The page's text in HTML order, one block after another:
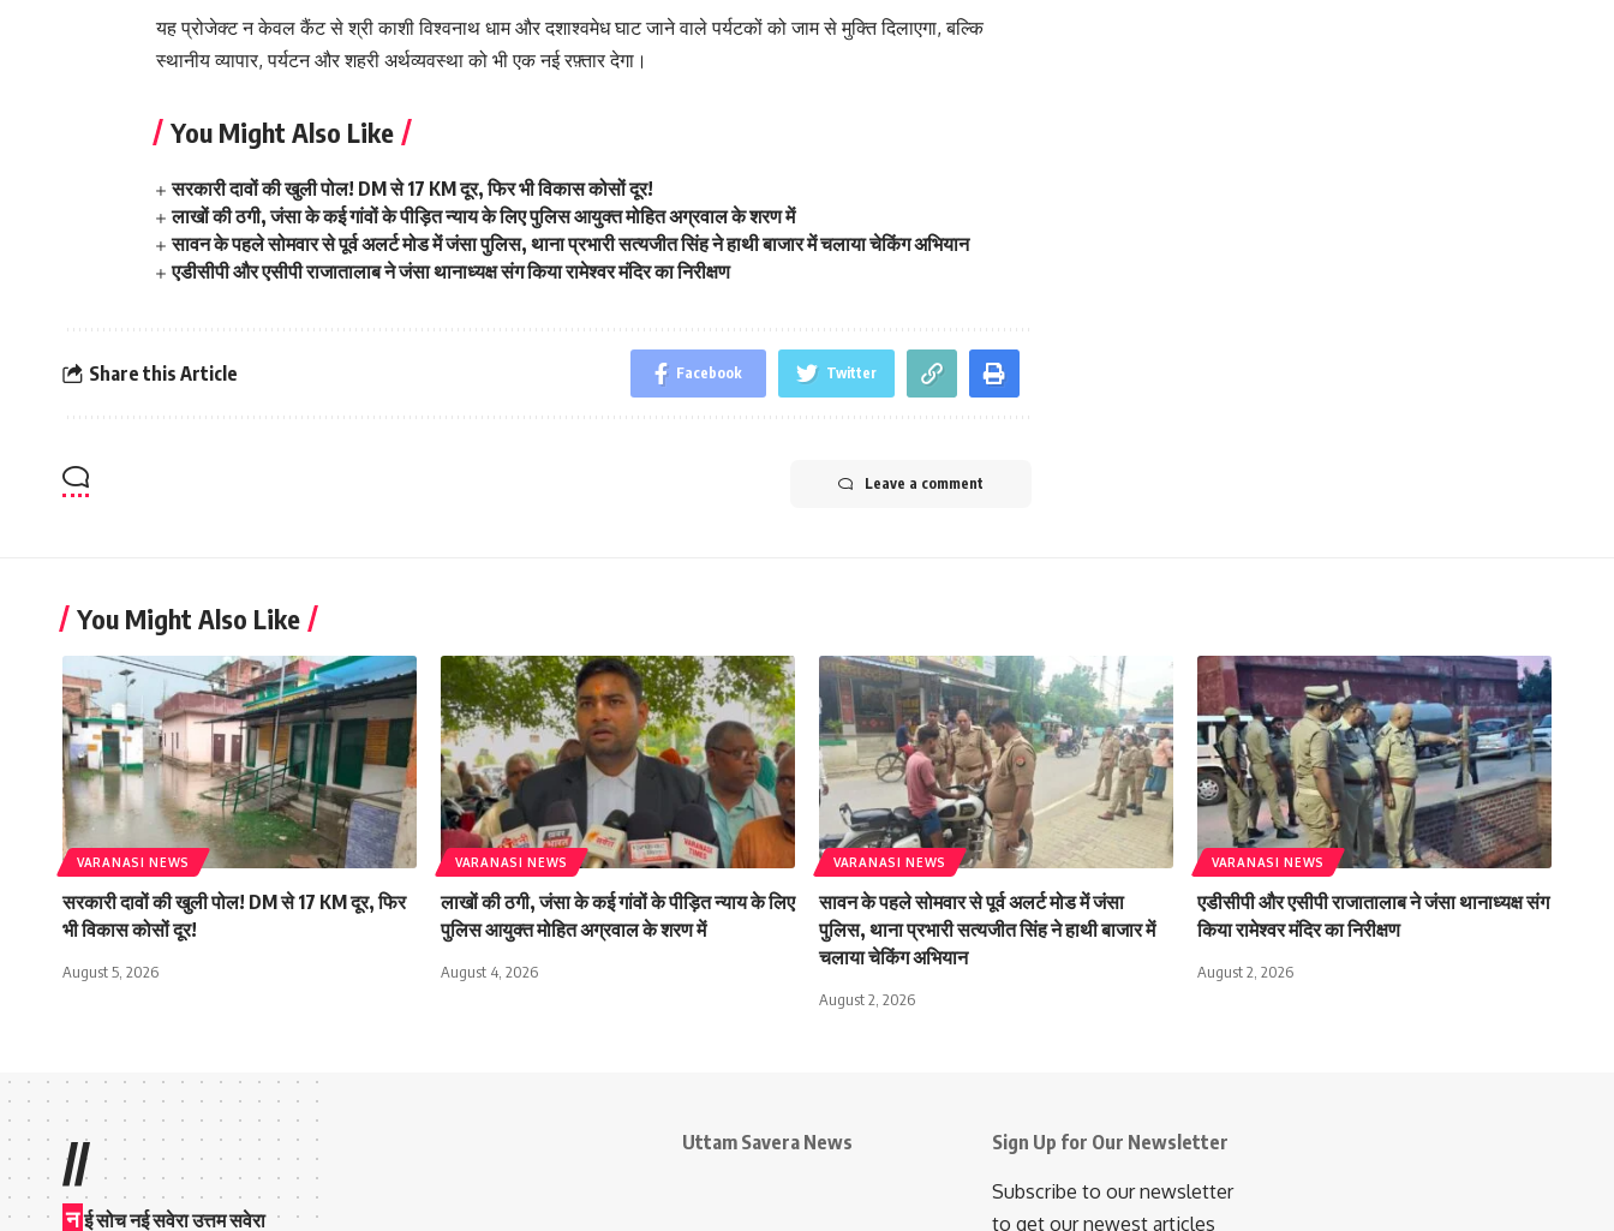
यह प्रोजेक्ट न केवल कैंट से श्री काशी विश्वनाथ धाम और दशाश्वमेध घाट जाने वाले पर्यटकों को जाम से मुक्ति दिलाएगा, बल्कि
स्थानीय व्यापार, पर्यटन और शहरी अर्थव्यवस्था को भी एक नई रफ़्तार देगा।
You Might Also Like
सरकारी दावों की खुली पोल! DM से 17 KM दूर, फिर भी विकास कोसों दूर!
लाखों की ठगी, जंसा के कई गांवों के पीड़ित न्याय के लिए पुलिस आयुक्त मोहित अग्रवाल के शरण में
सावन के पहले सोमवार से पूर्व अलर्ट मोड में जंसा पुलिस, थाना प्रभारी सत्यजीत सिंह ने हाथी बाजार में चलाया चेकिंग अभियान
एडीसीपी और एसीपी राजातालाब ने जंसा थानाध्यक्ष संग किया रामेश्वर मंदिर का निरीक्षण
Share this Article Facebook Twitter
Leave a comment
You Might Also Like
VARANASI NEWS
सरकारी दावों की खुली पोल! DM से 17 KM दूर, फिर
भी विकास कोसों दूर!
August 5, 2026
VARANASI NEWS
लाखों की ठगी, जंसा के कई गांवों के पीड़ित न्याय के लिए
पुलिस आयुक्त मोहित अग्रवाल के शरण में
August 4, 2026
VARANASI NEWS
सावन के पहले सोमवार से पूर्व अलर्ट मोड में जंसा
पुलिस, थाना प्रभारी सत्यजीत सिंह ने हाथी बाजार में
चलाया चेकिंग अभियान
August 2, 2026
VARANASI NEWS
एडीसीपी और एसीपी राजातालाब ने जंसा थानाध्यक्ष संग
किया रामेश्वर मंदिर का निरीक्षण
August 2, 2026
//
न ई सोच नई सवेरा उत्तम सवेरा
Uttam Savera News Sign Up for Our Newsletter
Subscribe to our newsletter
to get our newest articles